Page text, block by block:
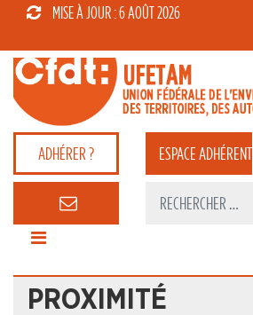
MISE À JOUR : 6 AOÛT 2026
ADHÉRER ? ESPACEADHÉRENT
PROXIMITÉ